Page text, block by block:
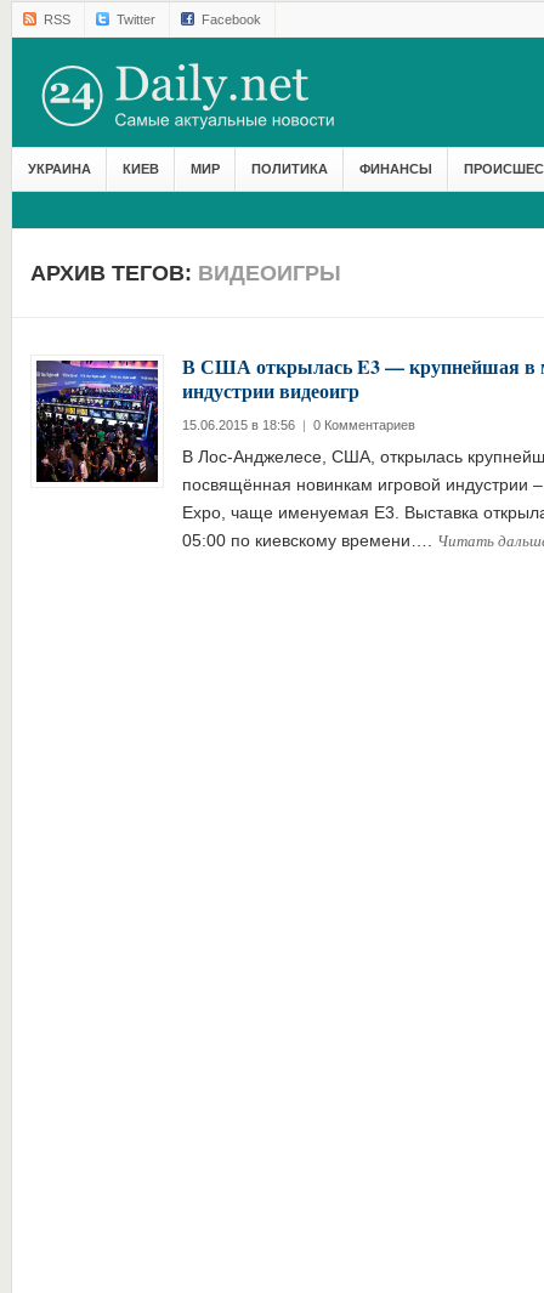
RSS Twitter Facebook
УКРАИНА КИЕВ МИР ПОЛИТИКА ФИНАНСЫ
АРХИВ ТЕГОВ: ВИДЕОИГРЫ
В США открылась E3 — крупнейшая в
индустрии видеоигр
15.06.2015 в 18:56 | 0 Комментариев
В Лос-Анджелесе, США, открылась
посвящённая новинкам игровой индустрии
Expo, чаще именуемая Е3. Выставка
05:00 по киевскому времени…. Читать